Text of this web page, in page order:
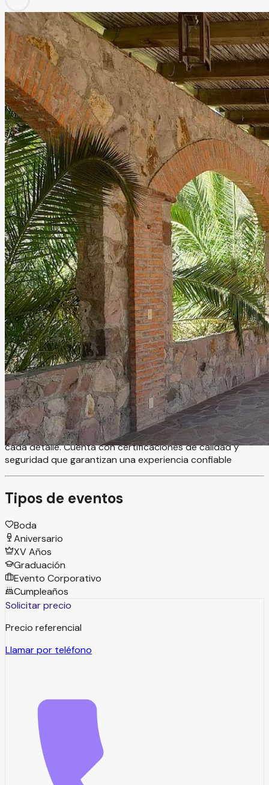
Hacienda Claustro Santa
Fe
León, Guanajuato Hacienda
Información
Hacienda Claustro Santa Fe es un espacio especializado
en la creación de eventos extraordinarios. Ofrece una
hacienda espectacular ideal para bodas, aniversarios y
eventos corporativos, con servicio integral que incluye
organización profesional, banquete propio y atención a
cada detalle. Cuenta con certificaciones de calidad y
seguridad que garantizan una experiencia confiable
Tipos de eventos
Boda
Aniversario
XV Años
Graduación
Evento Corporativo
Cumpleaños
Solicitar precio
Precio referencial
Llamar por teléfono